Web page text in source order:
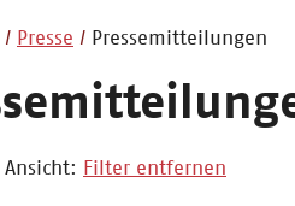
Presse Pressemitteilungen
Filter entfernen